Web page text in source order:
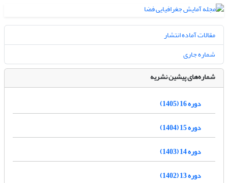
مقالات آماده انتشار
شماره جاری
شماره‌های پیشین نشریه
دوره 16 (1405)
دوره 15 (1404)
دوره 14 (1403)
دوره 13 (1402)